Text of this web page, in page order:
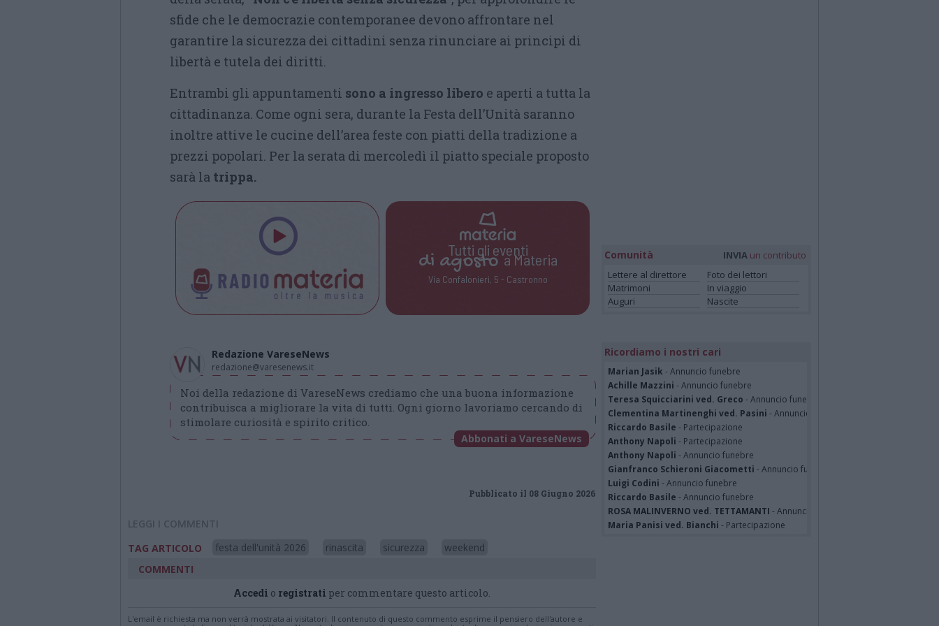
sfide che le democrazie contemporanee devono affrontare nel
garantire la sicurezza dei cittadini senza rinunciare ai principi di
libertà e tutela dei diritti.
Entrambi gli appuntamenti sono a ingresso libero e aperti a tutta la
cittadinanza. Come ogni sera, durante la Festa dell’Unità saranno
inoltre attive le cucine dell’area feste con piatti della tradizione a
prezzi popolari. Per la serata di mercoledì il piatto speciale proposto
sarà la trippa.
Tutti gli eventi
di agostoa Materia
Via Confalonieri, 5 - Castronno
Redazione VareseNews
redazione@varesenews.it
Noi della redazione di VareseNews crediamo che una buona informazione
contribuisca a migliorare la vita di tutti. Ogni giorno lavoriamo cercando di
stimolare curiosità e spirito critico.
Abbonati a VareseNews
Pubblicato il 08 Giugno 2026
LEGGI I COMMENTI
TAG ARTICOLO
festa dell'unità 2026 rinascita sicurezza
weekend
COMMENTI
Accedi o registrati per commentare questo articolo.
L'email è richiesta ma non verrà mostrata ai visitatori. Il contenuto di questo commento esprime il pensiero dell'autore e
Comunità INVIA un contributo
Lettere al direttore
Foto dei lettori
Matrimoni
In viaggio
Auguri
Nascite
Ricordiamo i nostri cari
Marian Jasik - Annuncio funebre
Achille Mazzini - Annuncio funebre
Teresa Squicciarini ved. Greco - Annuncio funebre
Clementina Martinenghi ved. Pasini - Annuncio funebre
Riccardo Basile - Partecipazione
Anthony Napoli - Partecipazione
Anthony Napoli - Annuncio funebre
Gianfranco Schieroni Giacometti - Annuncio funebre
Luigi Codini - Annuncio funebre
Riccardo Basile - Annuncio funebre
ROSA MALINVERNO ved. TETTAMANTI - Annuncio funebre
Maria Panisi ved. Bianchi - Partecipazione